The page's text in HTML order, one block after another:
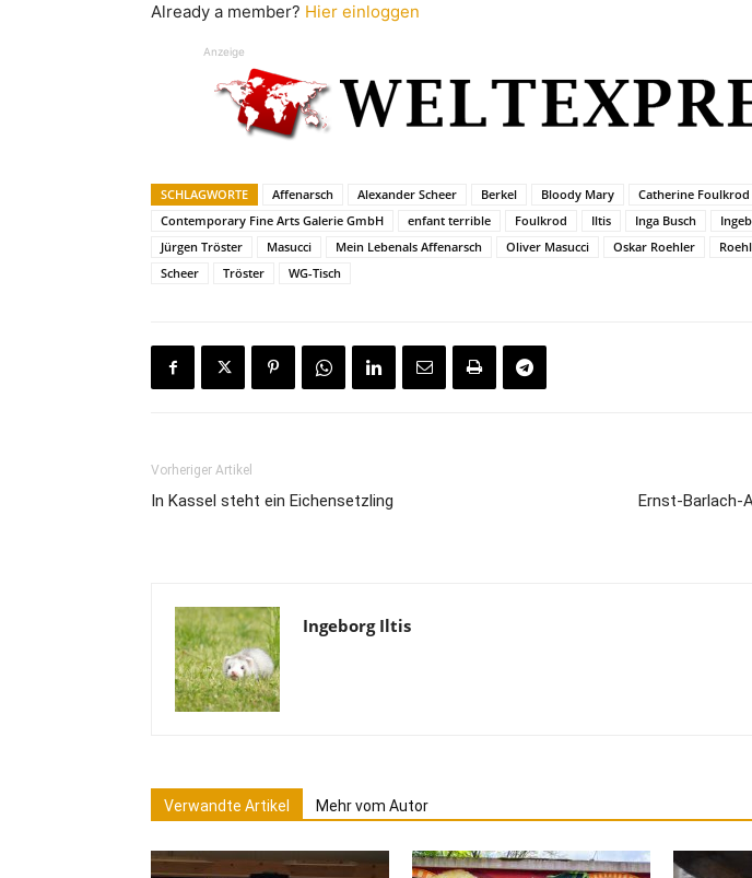
Already a member? Hier einloggen
Anzeige
SCHLAGWORTE Affenarsch Alexander Scheer Berkel Bloody Mary Catherine Foulkrod
Contemporary Fine Arts Galerie GmbH
enfant terrible Foulkrod Iltis Inga Busch
Jürgen Tröster
Masucci Mein Lebenals Affenarsch Oliver Masucci Oskar Roehler
Scheer
Tröster WG-Tisch
Vorheriger Artikel
In Kassel steht ein Eichensetzling
Ernst-Barlach-
Ingeborg Iltis
Verwandte Artikel Mehr vom Autor